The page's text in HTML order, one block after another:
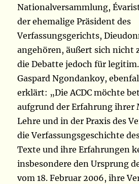
Nationalversammlung,
der ehemalige Präsident des
Verfassungsgerichts,
angehören, äußert sich nicht
die Debatte jedoch für
Gaspard Ngondankoy,
erklärt: „Die ACDC möchte
aufgrund der Erfahrung ihrer
Lehre und in der Praxis des
die Verfassungsgeschichte
Texte und ihre Erfahrungen
insbesondere den Ursprung
vom 18. Februar 2006, ihre